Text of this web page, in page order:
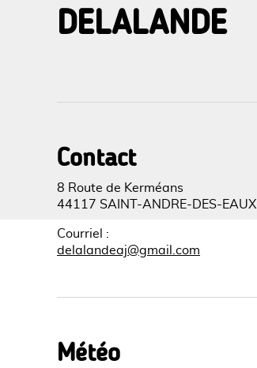
DELALANDE
Contact
8 Route de Kerméans
44117 SAINT-ANDRE-DES-EAUX
Courriel
:
delalandeaj@gmail.com
Météo